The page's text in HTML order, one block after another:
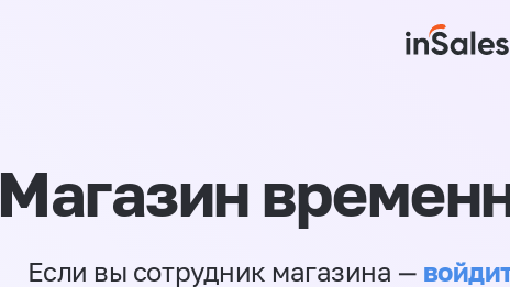
Магазин
Если вы сотрудник магазина —